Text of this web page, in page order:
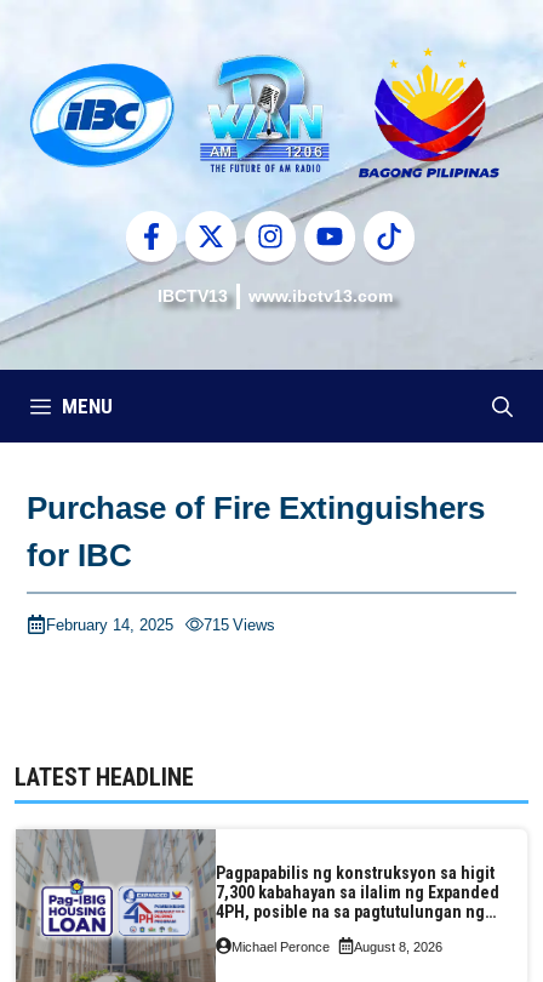
content
IBCTV13 www.ibctv13.com
MENU
Purchase of Fire Extinguishers
for IBC
February 14, 2025 715 Views
LATEST HEADLINE
Pagpapabilis ng konstruksyon sa higit
7,300 kabahayan sa ilalim ng Expanded
4PH, posible na sa pagtutulungan ng
Pag-IBIG at P.A. Alvarez
Michael Peronce August 8, 2026